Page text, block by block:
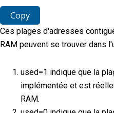
Copy
Ces plages d'adresses
RAM peuvent se trouver dans
used=1 indique que la
implémentée et est
RAM.